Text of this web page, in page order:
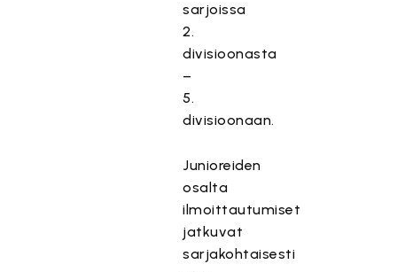
sarjoissa
2.
divisioonasta
–
5.
divisioonaan.
Junioreiden
osalta
ilmoittautumiset
jatkuvat
sarjakohtaisesti